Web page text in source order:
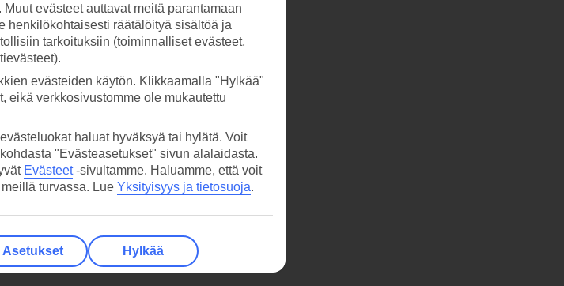
evästeet auttavat meitä parantamaan
henkilökohtaisesti räätälöityä sisältöä ja
tarkoituksiin (toiminnalliset evästeet,
evästeiden käytön. Klikkaamalla "Hylkää"
eikä verkkosivustomme ole mukautettu
haluat hyväksyä tai hylätä. Voit
"Evästeasetukset" sivun alalaidasta.
Evästeet-sivultamme. Haluamme, että voit
turvassa. Lue Yksityisyys ja tietosuoja.
Asetukset Hylkää